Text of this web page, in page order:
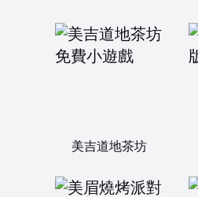
美吉道地茶坊